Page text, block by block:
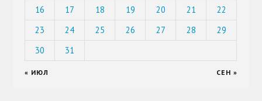
16
17 18 19 20 21
22
23
24 25 26 27 28
29
30
31
« ИЮЛ СЕН »